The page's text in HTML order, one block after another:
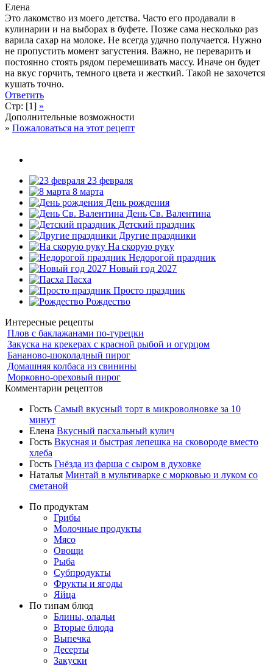
Елена
Это лакомство из моего детства. Часто его продавали в
кулинарии и на выборах в буфете. Позже сама несколько раз
варила сахар на молоке. Не всегда удачно получается. Нужно
не пропустить момент загустения. Важно, не переварить и
постоянно стоять рядом перемешивать массу. Иначе он будет
на вкус горчить, темного цвета и жесткий. Такой не захочется
кушать точно.
Ответить
Стр: [1] »
Дополнительные возможности
» Пожаловаться на этот рецепт
23 февраля
8 марта
День рождения
День Св. Валентина
Детский праздник
Другие праздники
На скорую руку
Недорогой праздник
Новый год 2027
Пасха
Просто праздник
Рождество
Интересные рецепты
Плов с баклажанами по-турецки
Закуска на крекерах с красной рыбой и огурцом
Бананово-шоколадный пирог
Домашняя колбаса из свинины
Морковно-ореховый пирог
Комментарии рецептов
Гость Самый вкусный торт в микроволновке за 10
минут
Елена Вкусный пасхальный кулич
Гость Вкусная и быстрая лепешка на сковороде вместо
хлеба
Гость Гнёзда из фарша с сыром в духовке
Наталья Минтай в мультиварке с морковью и луком со
сметаной
По продуктам
Грибы
Молочные продукты
Мясо
Овощи
Рыба
Субпродукты
Фрукты и ягоды
Яйца
По типам блюд
Блины, оладьи
Вторые блюда
Выпечка
Десерты
Закуски